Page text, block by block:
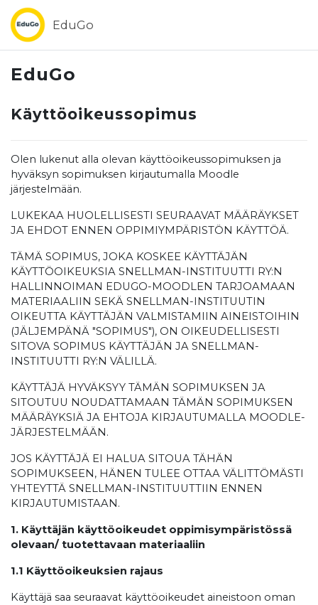
Siirry pääsisältöön
EduGo
EduGo
Käyttöoikeussopimus
Olen lukenut alla olevan käyttöoikeussopimuksen ja
hyväksyn sopimuksen kirjautumalla Moodle
järjestelmään.
LUKEKAA HUOLELLISESTI SEURAAVAT MÄÄRÄYKSET
JA EHDOT ENNEN OPPIMIYMPÄRISTÖN KÄYTTÖÄ.
TÄMÄ SOPIMUS, JOKA KOSKEE KÄYTTÄJÄN
KÄYTTÖOIKEUKSIA SNELLMAN-INSTITUUTTI RY:N
HALLINNOIMAN EDUGO-MOODLEN TARJOAMAAN
MATERIAALIIN SEKÄ SNELLMAN-INSTITUUTIN
OIKEUTTA KÄYTTÄJÄN VALMISTAMIIN AINEISTOIHIN
(JÄLJEMPÄNÄ "SOPIMUS"), ON OIKEUDELLISESTI
SITOVA SOPIMUS KÄYTTÄJÄN JA SNELLMAN-
INSTITUUTTI RY:N VÄLILLÄ.
KÄYTTÄJÄ HYVÄKSYY TÄMÄN SOPIMUKSEN JA
SITOUTUU NOUDATTAMAAN TÄMÄN SOPIMUKSEN
MÄÄRÄYKSIÄ JA EHTOJA KIRJAUTUMALLA MOODLE-
JÄRJESTELMÄÄN.
JOS KÄYTTÄJÄ EI HALUA SITOUA TÄHÄN
SOPIMUKSEEN, HÄNEN TULEE OTTAA VÄLITTÖMÄSTI
YHTEYTTÄ SNELLMAN-INSTITUUTTIIN ENNEN
KIRJAUTUMISTAAN.
1. Käyttäjän käyttöoikeudet oppimisympäristössä
olevaan/ tuotettavaan materiaaliin
1.1 Käyttöoikeuksien rajaus
Käyttäjä saa seuraavat käyttöoikeudet aineistoon oman